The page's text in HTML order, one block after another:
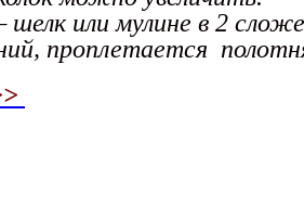
или мулине в 2
проплетается